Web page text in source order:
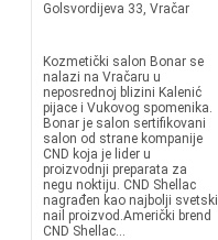
Golsvordijeva 33, Vračar
Kozmetički salon Bonar se
nalazi na Vračaru u
neposrednoj blizini Kalenić
pijace i Vukovog spomenika.
Bonar je salon sertifikovani
salon od strane kompanije
CND koja je lider u
proizvodnji preparata za
negu noktiju. CND Shellac
nagrađen kao najbolji svetski
nail proizvod.Američki brend
CND Shellac...